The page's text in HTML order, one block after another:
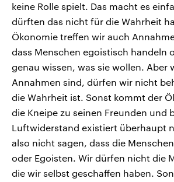
keine Rolle spielt. Das macht es
dürften das nicht für die Wahrheit
Ökonomie treffen wir auch
dass Menschen egoistisch handeln
genau wissen, was sie wollen. Aber
Annahmen sind, dürfen wir nicht
die Wahrheit ist. Sonst kommt der
die Kneipe zu seinen Freunden und
Luftwiderstand existiert überhaupt
also nicht sagen, dass die
oder Egoisten. Wir dürfen nicht die
die wir selbst geschaffen haben.